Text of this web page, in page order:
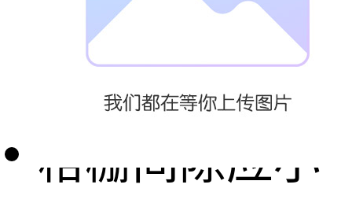
人员不能移动
的安全格栅，
格栅间隙应小